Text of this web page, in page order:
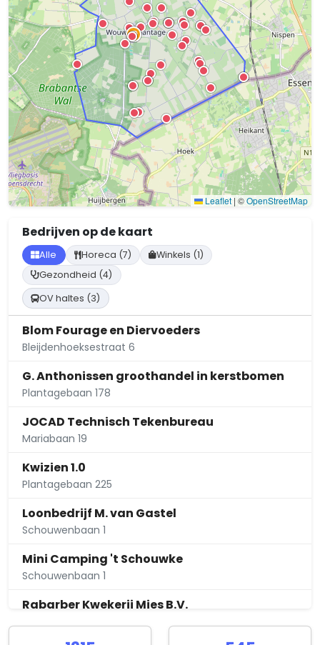
Leaflet | ©OpenStreetMap
Bedrijven op de kaart
Alle Horeca (7)
Winkels (1)
Gezondheid (4)
OV haltes (3)
Blom Fourage en Diervoeders
Bleijdenhoeksestraat 6
G. Anthonissen groothandel in kerstbomen
Plantagebaan 178
JOCAD Technisch Tekenbureau
Mariabaan 19
Kwizien 1.0
Plantagebaan 225
Loonbedrijf M. van Gastel
Schouwenbaan 1
Mini Camping 't Schouwke
Schouwenbaan 1
Rabarber Kwekerij Mies B.V.